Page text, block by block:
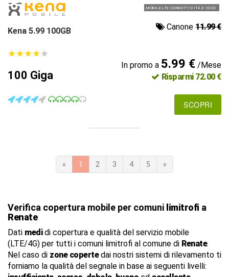
MOBILE LTE CONNETTIVITÀ E VOCE
Kena 5.99 100GB Canone11.99 €
★★★★★
★★★★★
100 Giga
In promo a 5.99 €/Mese
Risparmi 72.00 €
SCOPRI
« 1 2 3 4 5 »
Verifica copertura mobile per comuni limitrofi a
Renate
Dati medidi copertura e qualità del servizio mobile
(LTE/4G) per tutti i comuni limitrofi al comune di Renate.
Nel caso di zone copertedai nostri sistemi di rilevamento ti
forniamo la qualità del segnale in base ai seguenti livelli: